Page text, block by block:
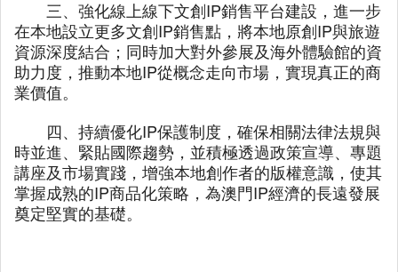
三、強化線上線下文創IP銷售平台建設，進一步
在本地設立更多文創IP銷售點，將本地原創IP與旅遊
資源深度結合；同時加大對外參展及海外體驗館的資
助力度，推動本地IP從概念走向市場，實現真正的商
業價值。
四、持續優化IP保護制度，確保相關法律法規與
時並進、緊貼國際趨勢，並積極透過政策宣導、專題
講座及市場實踐，增強本地創作者的版權意識，使其
掌握成熟的IP商品化策略，為澳門IP經濟的長遠發展
奠定堅實的基礎。